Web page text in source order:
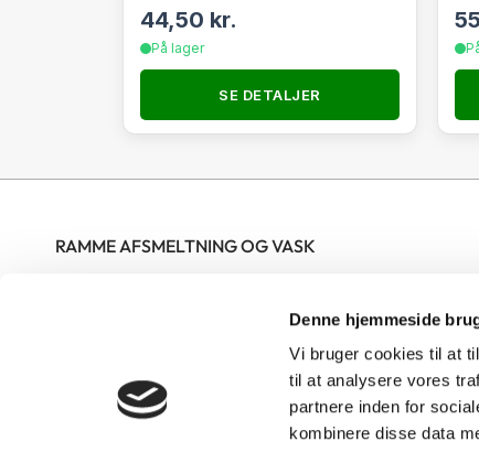
Denne hjemmeside
Vi bruger cookies til at
til at analysere vores
partnere inden for
kombinere disse data
44,50 kr.
På lager
SE DETALJER
RAMME AFSMELTNING OG VASK
afsmeltning hele året i butikkens åbningstid. Rammerne skal
være bundtet og mærket med tydeligt navn og
på hver sæk. Gerne op til 25 rammer pr bundt men ikke over 15
kg pr bundt. Skrællevoks skal afleveres i poser eller sække med
navn og telefonnummer på. Rammer kun til vask skal kryds